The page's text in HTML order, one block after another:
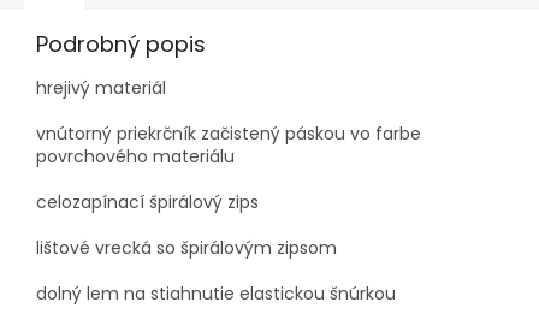
Podrobný popis
hrejivý materiál
vnútorný priekrčník začistený páskou vo farbe
povrchového materiálu
celozapínací špirálový zips
lištové vrecká so špirálovým zipsom
dolný lem na stiahnutie elastickou šnúrkou